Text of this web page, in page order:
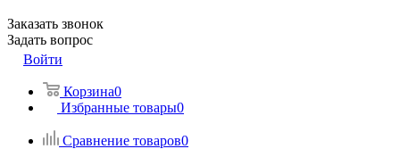
Заказать звонок
Задать вопрос
Войти
Корзина0
Избранные товары0
Сравнение товаров0